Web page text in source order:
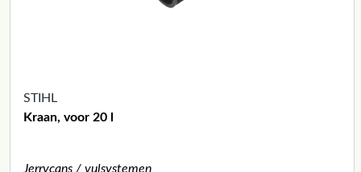
STIHL
Kraan, voor 20 l
Jerrycans / vulsystemen